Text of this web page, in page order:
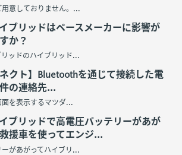
意しておりません。...
ブリッドはペースメーカーに影響が
か？
ッドのハイブリッド...
ネクト】Bluetoothを通じて接続した電
の連絡先...
を表示するマツダ...
ブリッドで高電圧バッテリーがあが
援車を使ってエンジ...
があがってハイブリ...